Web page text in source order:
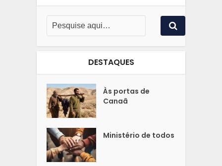
DESTAQUES
Às portas de
Canaã
Ministério de todos